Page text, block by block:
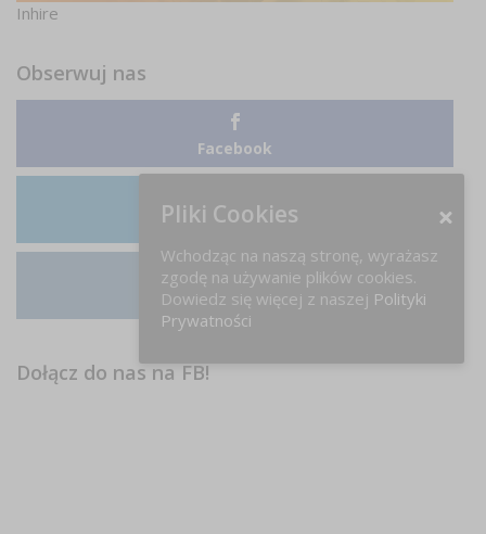
Inhire
Obserwuj nas
Facebook
LinkedIn
Instagram
Dołącz do nas na FB!
Pliki Cookies
Wchodząc na naszą stronę, wyrażasz
zgodę na używanie plików cookies.
Dowiedz się więcej z naszej Polityki
Prywatności